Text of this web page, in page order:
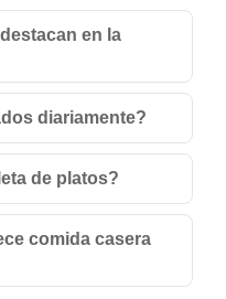
en la
diariamente?
de platos?
comida casera